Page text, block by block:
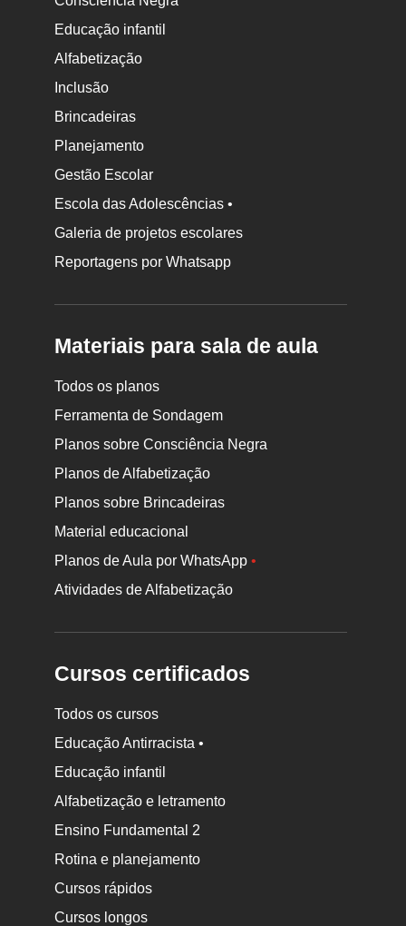
Educação infantil
Alfabetização
Inclusão
Brincadeiras
Planejamento
Gestão Escolar
Escola das Adolescências •
Galeria de projetos escolares
Reportagens por Whatsapp
Materiais para sala de aula
Todos os planos
Ferramenta de Sondagem
Planos sobre Consciência Negra
Planos de Alfabetização
Planos sobre Brincadeiras
Material educacional
Planos de Aula por WhatsApp•
Atividades de Alfabetização
Cursos certificados
Todos os cursos
Educação Antirracista •
Educação infantil
Alfabetização e letramento
Ensino Fundamental 2
Rotina e planejamento
Cursos rápidos
Cursos longos